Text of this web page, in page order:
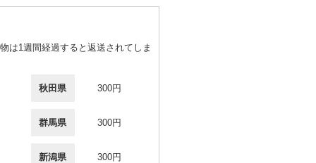
は1週間経過すると返送されてしま
秋田県 300円
群馬県 300円
新潟県 300円